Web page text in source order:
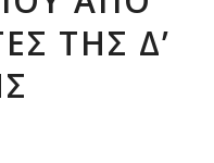
ΤΗΣ Δ’